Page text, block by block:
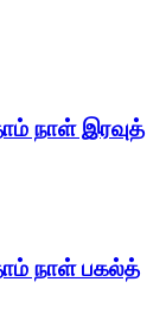
நாள் இரவுத்
நாள் பகல்த்